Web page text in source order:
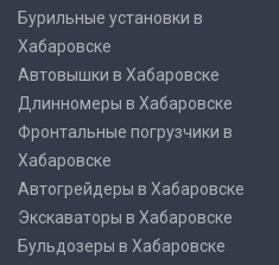
Бурильные установки в
Хабаровске
Автовышки в Хабаровске
Длинномеры в Хабаровске
Фронтальные погрузчики в
Хабаровске
Автогрейдеры в Хабаровске
Экскаваторы в Хабаровске
Бульдозеры в Хабаровске